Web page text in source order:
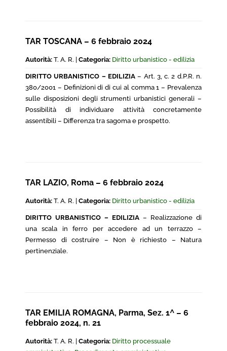
TAR TOSCANA – 6 febbraio 2024
Autorità: T. A. R. | Categoria: Diritto urbanistico - edilizia
DIRITTO URBANISTICO – EDILIZIA– Art. 3, c. 2 d.P.R. n.
380/2001 – Definizioni di di cui al comma 1 – Prevalenza
sulle disposizioni degli strumenti urbanistici generali –
Possibilità di individuare attività concretamente
assentibili – Differenza tra sagoma e prospetto.
TAR LAZIO, Roma – 6 febbraio 2024
Autorità: T. A. R. | Categoria: Diritto urbanistico - edilizia
DIRITTO URBANISTICO – EDILIZIA – Realizzazione di
una scala in ferro per accedere ad un terrazzo –
Permesso di costruire – Non è richiesto – Natura
pertinenziale.
TAR EMILIA ROMAGNA, Parma, Sez. 1^ – 6
febbraio 2024, n. 21
Autorità: T. A. R. | Categoria: Diritto processuale